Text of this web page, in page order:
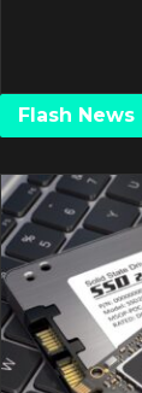
Flash News